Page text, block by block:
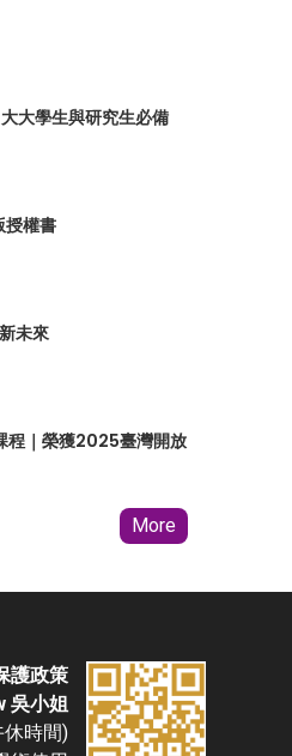
大學生與研究生必備
權書
未來
程｜榮獲2025臺灣開放
More
護政策
吳小姐
時間)